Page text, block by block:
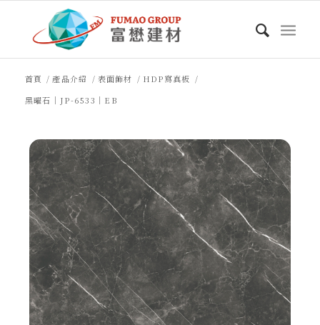
首頁 / 產品介紹 / 表面飾材 / HDP寫真板 /
黑曜石｜JP-6533｜EB